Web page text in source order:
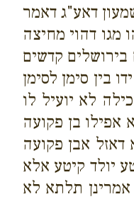
דאע"ג דאמר
מגו דהוי מחיצה
קדשים
בין סימן לסימן
לא יועיל לו
אפילו בן פקועה
אבן פקועה
יולד קיטע אלא
תלתא לא